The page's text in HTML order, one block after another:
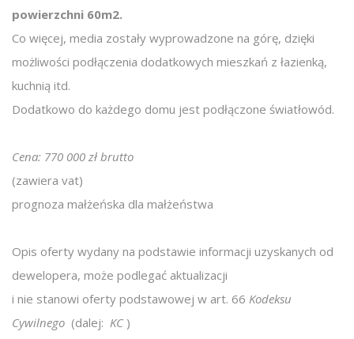
powierzchni 60m2.
Co więcej, media zostały wyprowadzone na górę, dzięki
możliwości podłączenia dodatkowych mieszkań z łazienką,
kuchnią itd.
Dodatkowo do każdego domu jest podłączone światłowód.
Cena: 770 000 zł brutto
(zawiera vat)
prognoza małżeńska dla małżeństwa
Opis oferty wydany na podstawie informacji uzyskanych od
dewelopera, może podlegać aktualizacji
i nie stanowi oferty podstawowej w art. 66 Kodeksu
Cywilnego (dalej: KC)